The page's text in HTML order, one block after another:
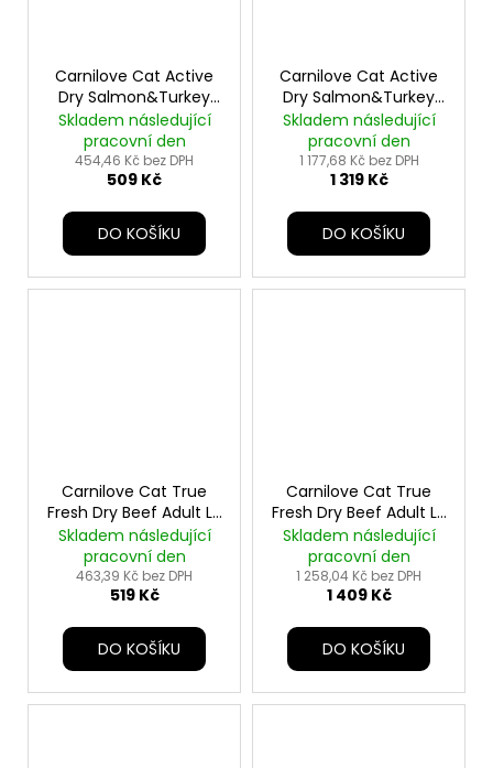
Carnilove Cat Active
Dry Salmon&Turkey
Steril.Ad.AB2kg
Skladem následující
pracovní den
454,46 Kč bez DPH
509 Kč
DO KOŠÍKU
Carnilove Cat Active
Dry Salmon&Turkey
Steril.Ad.AB6kg
Skladem následující
pracovní den
1 177,68 Kč bez DPH
1 319 Kč
DO KOŠÍKU
Carnilove Cat True
Fresh Dry Beef Adult LB
2kg
Skladem následující
pracovní den
463,39 Kč bez DPH
519 Kč
DO KOŠÍKU
Carnilove Cat True
Fresh Dry Beef Adult LB
6kg
Skladem následující
pracovní den
1 258,04 Kč bez DPH
1 409 Kč
DO KOŠÍKU